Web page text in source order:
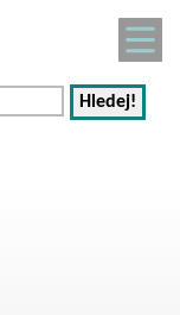
Hledej!